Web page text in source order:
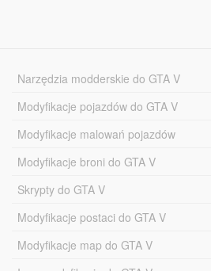
Narzędzia modderskie do GTA V
Modyfikacje pojazdów do GTA V
Modyfikacje malowań pojazdów
Modyfikacje broni do GTA V
Skrypty do GTA V
Modyfikacje postaci do GTA V
Modyfikacje map do GTA V